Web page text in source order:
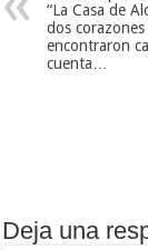
“La Casa de
dos
encontraron
cuenta…
Deja una